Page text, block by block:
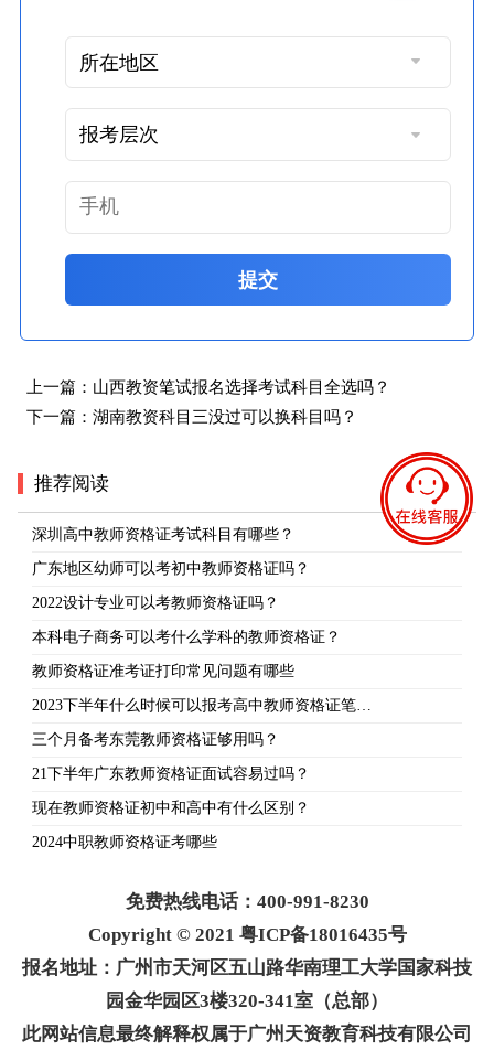
提交
上一篇： 山西教资笔试报名选择考试科目全选吗？
下一篇： 湖南教资科目三没过可以换科目吗？
推荐阅读
深圳高中教师资格证考试科目有哪些？
广东地区幼师可以考初中教师资格证吗？
2022设计专业可以考教师资格证吗？
本科电子商务可以考什么学科的教师资格证？
教师资格证准考证打印常见问题有哪些
2023下半年什么时候可以报考高中教师资格证笔…
三个月备考东莞教师资格证够用吗？
21下半年广东教师资格证面试容易过吗？
现在教师资格证初中和高中有什么区别？
2024中职教师资格证考哪些
免费热线电话：400-991-8230
Copyright © 2021 粤ICP备18016435号
报名地址：广州市天河区五山路华南理工大学国家科技
园金华园区3楼320-341室（总部）
此网站信息最终解释权属于广州天资教育科技有限公司